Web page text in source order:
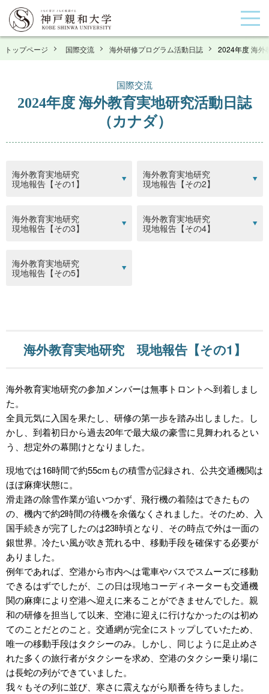
トップページ 国際交流 海外研修プログラム活動日誌 2024年度 海外
国際交流
2024年度 海外教育実地研究活動日誌
（カナダ）
海外教育実地研究
現地報告【その1】
海外教育実地研究
現地報告【その2】
海外教育実地研究
現地報告【その3】
海外教育実地研究
現地報告【その4】
海外教育実地研究
現地報告【その5】
海外教育実地研究 現地報告【その1】
海外教育実地研究の参加メンバーは無事トロントへ到着しまし
た。
全員元気に入国を果たし、研修の第一歩を踏み出しました。し
かし、到着初日から過去20年で最大級の豪雪に見舞われるとい
う、想定外の幕開けとなりました。
現地では16時間で約55cmもの積雪が記録され、公共交通機関は
ほぼ麻痺状態に。
滑走路の除雪作業が追いつかず、飛行機の着陸はできたもの
の、機内で約2時間の待機を余儀なくされました。そのため、入
国手続きが完了したのは23時頃となり、その時点で外は一面の
銀世界。冷たい風が吹き荒れる中、移動手段を確保する必要が
ありました。
例年であれば、空港から市内へは電車やバスでスムーズに移動
できるはずでしたが、この日は現地コーディネーターも交通機
関の麻痺により空港へ迎えに来ることができませんでした。親
和の研修を担当して以来、空港に迎えに行けなかったのは初め
てのことだとのこと。交通網が完全にストップしていたため、
唯一の移動手段はタクシーのみ。しかし、同じように足止めさ
れた多くの旅行者がタクシーを求め、空港のタクシー乗り場に
は長蛇の列ができていました。
我々もその列に並び、寒さに震えながら順番を待ちました。